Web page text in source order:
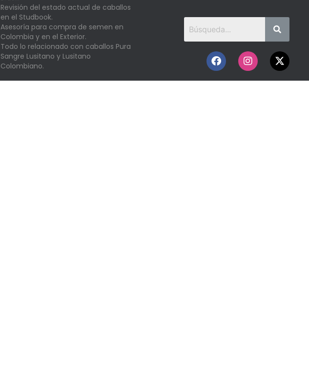
Revisión del estado actual de caballos
en el Studbook.
Asesoría para compra de semen en
Colombia y en el Exterior.
Todo lo relacionado con caballos Pura
Sangre Lusitano y Lusitano
Colombiano.